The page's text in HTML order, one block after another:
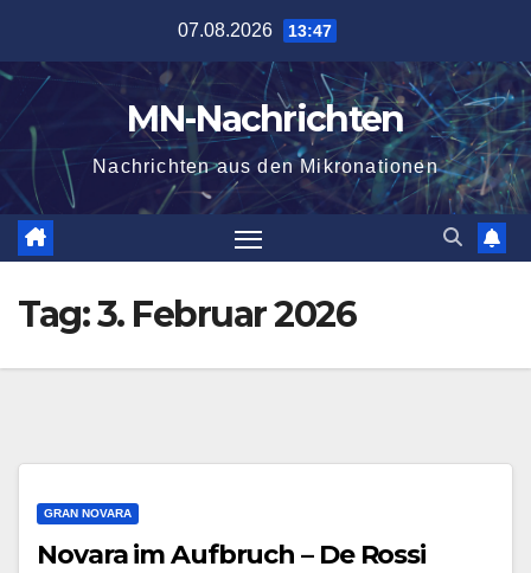
springen
07.08.2026 13:47
MN-Nachrichten
Nachrichten aus den Mikronationen
Tag:3. Februar 2026
GRAN NOVARA
Novara im Aufbruch – De Rossi